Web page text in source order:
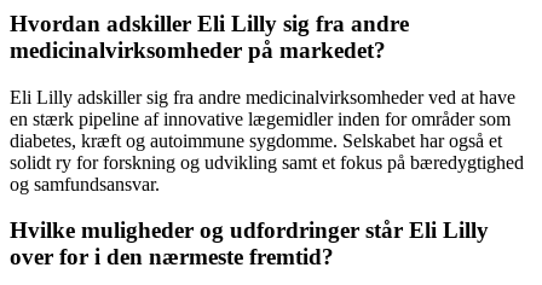
Hvordan adskiller Eli Lilly sig fra andre
medicinalvirksomheder på markedet?
Eli Lilly adskiller sig fra andre medicinalvirksomheder ved at have
en stærk pipeline af innovative lægemidler inden for områder som
diabetes, kræft og autoimmune sygdomme. Selskabet har også et
solidt ry for forskning og udvikling samt et fokus på bæredygtighed
og samfundsansvar.
Hvilke muligheder og udfordringer står Eli Lilly
over for i den nærmeste fremtid?